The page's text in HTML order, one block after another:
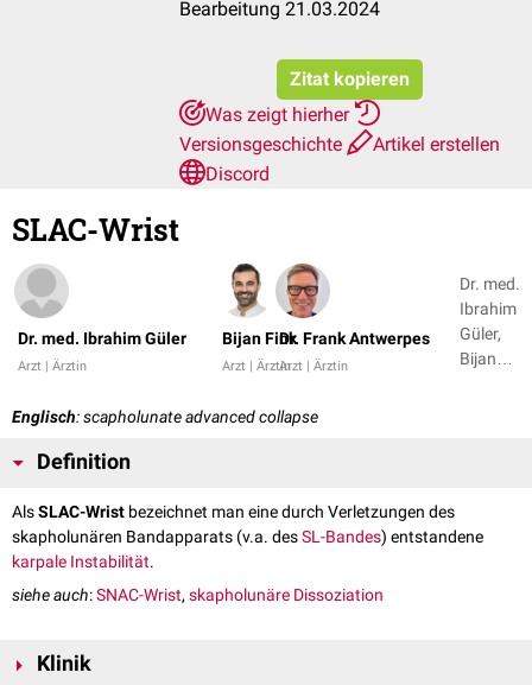
Bearbeitung 21.03.2024
Zitat kopieren
Was zeigt hierher
Versionsgeschichte
Artikel erstellen
Discord
SLAC-Wrist
Dr. med. Ibrahim Güler
Arzt | Ärztin
Bijan Fink
Arzt | Ärztin
Dr. Frank Antwerpes
Arzt | Ärztin
Dr. med.
Ibrahim
Güler,
Bijan
Englisch: scapholunate advanced collapse
Definition
AlsSLAC-Wrist bezeichnet man eine durch Verletzungen des
skapholunären Bandapparats (v.a. desSL-Bandes) entstandene
karpale Instabilität.
siehe auch:SNAC-Wrist, skapholunäre Dissoziation
Klinik